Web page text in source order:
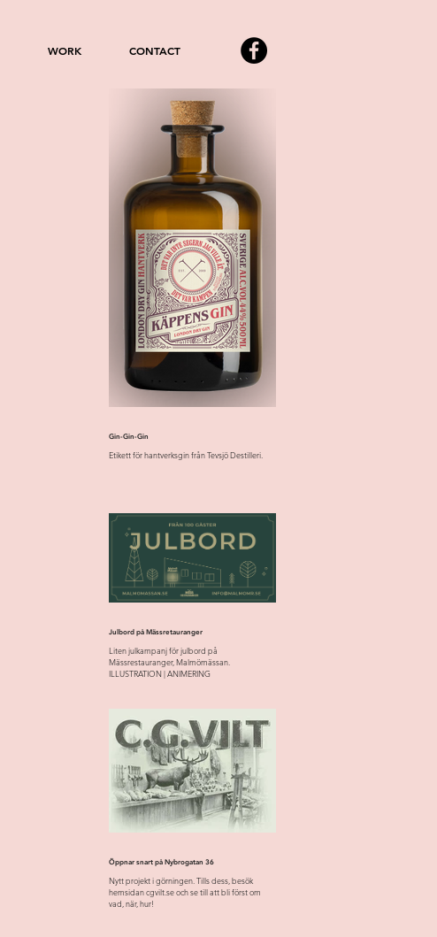
WORK CONTACT
Gin-Gin-Gin
Etikett för hantverksgin från Tevsjö Destilleri.
Julbord på Mässretauranger
Liten julkampanj för julbord på
Mässrestauranger, Malmömässan.
ILLUSTRATION | ANIMERING
Öppnar snart på Nybrogatan 36
Nytt projekt i görningen. Tills dess, besök
hemsidan cgvilt.se och se till att bli först om
vad, när, hur!